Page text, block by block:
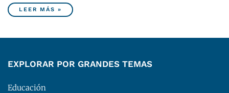
LEER MÁS »
EXPLORAR POR GRANDES TEMAS
Educación